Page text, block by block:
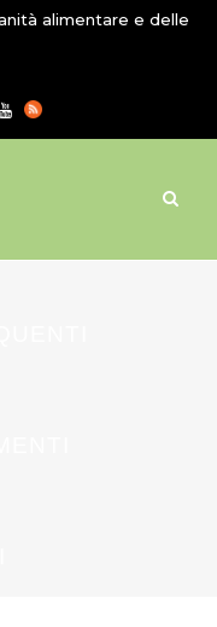
alimentare e delle